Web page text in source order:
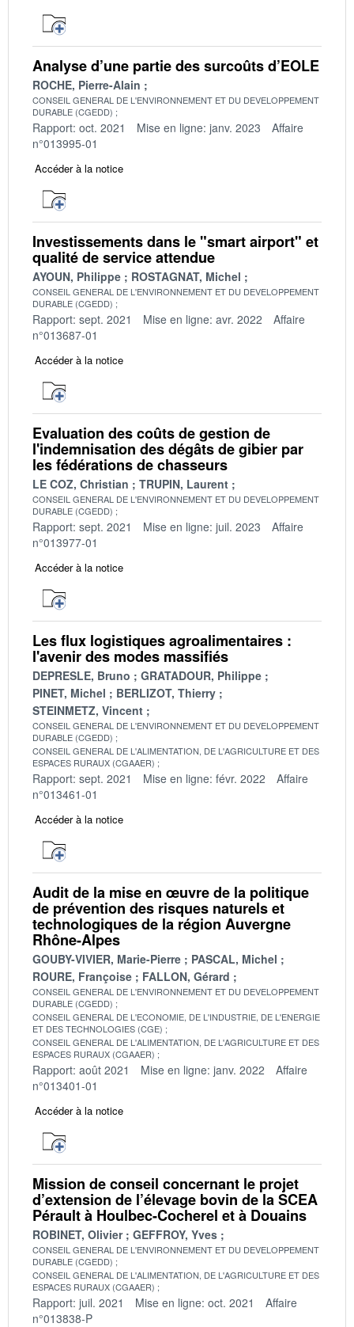
Analyse d’une partie des surcoûts d’EOLE
ROCHE, Pierre-Alain
CONSEIL GENERAL DE L'ENVIRONNEMENT ET DU DEVELOPPEMENT
DURABLE (CGEDD)
Rapport: oct. 2021 Mise en ligne: janv. 2023
Affaire
n°013995-01
Accéder à la notice
Investissements dans le "smart airport" et
qualité de service attendue
AYOUN, Philippe ROSTAGNAT, Michel
CONSEIL GENERAL DE L'ENVIRONNEMENT ET DU DEVELOPPEMENT
DURABLE (CGEDD)
Rapport: sept. 2021 Mise en ligne: avr. 2022
Affaire
n°013687-01
Accéder à la notice
Evaluation des coûts de gestion de
l'indemnisation des dégâts de gibier par
les fédérations de chasseurs
LE COZ, Christian TRUPIN, Laurent
CONSEIL GENERAL DE L'ENVIRONNEMENT ET DU DEVELOPPEMENT
DURABLE (CGEDD)
Rapport: sept. 2021 Mise en ligne: juil. 2023
Affaire
n°013977-01
Accéder à la notice
Les flux logistiques agroalimentaires :
l'avenir des modes massifiés
DEPRESLE, Bruno
GRATADOUR, Philippe
PINET, Michel
BERLIZOT, Thierry
STEINMETZ, Vincent
CONSEIL GENERAL DE L'ENVIRONNEMENT ET DU DEVELOPPEMENT
DURABLE (CGEDD)
CONSEIL GENERAL DE L'ALIMENTATION, DE L'AGRICULTURE ET DES
ESPACES RURAUX (CGAAER)
Rapport: sept. 2021 Mise en ligne: févr. 2022
Affaire
n°013461-01
Accéder à la notice
Audit de la mise en œuvre de la politique
de prévention des risques naturels et
technologiques de la région Auvergne
Rhône-Alpes
GOUBY-VIVIER, Marie-Pierre
PASCAL, Michel
ROURE, Françoise
FALLON, Gérard
CONSEIL GENERAL DE L'ENVIRONNEMENT ET DU DEVELOPPEMENT
DURABLE (CGEDD)
CONSEIL GENERAL DE L'ECONOMIE, DE L'INDUSTRIE, DE L'ENERGIE
ET DES TECHNOLOGIES (CGE)
CONSEIL GENERAL DE L'ALIMENTATION, DE L'AGRICULTURE ET DES
ESPACES RURAUX (CGAAER)
Rapport: août 2021 Mise en ligne: janv. 2022
Affaire
n°013401-01
Accéder à la notice
Mission de conseil concernant le projet
d’extension de l’élevage bovin de la SCEA
Pérault à Houlbec-Cocherel et à Douains
ROBINET, Olivier GEFFROY, Yves
CONSEIL GENERAL DE L'ENVIRONNEMENT ET DU DEVELOPPEMENT
DURABLE (CGEDD)
CONSEIL GENERAL DE L'ALIMENTATION, DE L'AGRICULTURE ET DES
ESPACES RURAUX (CGAAER)
Rapport: juil. 2021 Mise en ligne: oct. 2021
Affaire
n°013838-P